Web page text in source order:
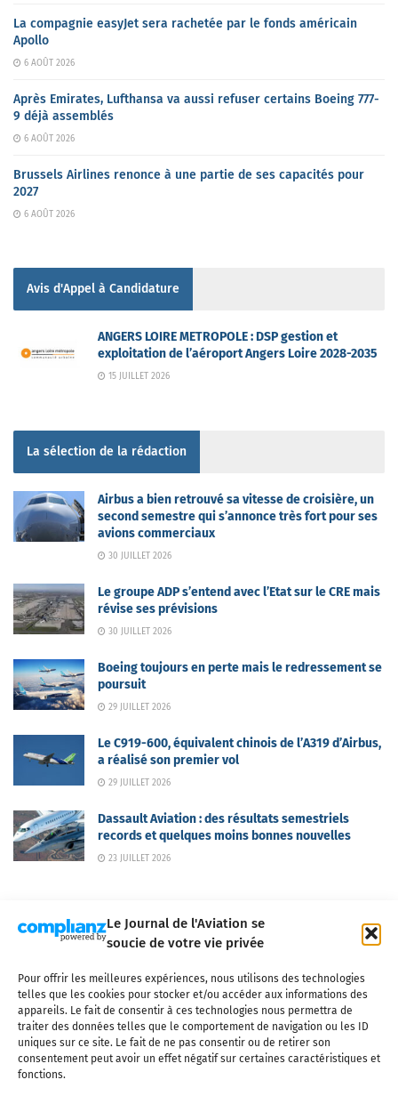
Le Journal de l'Aviation se
soucie de votre vie privée
Pour offrir les meilleures expériences, nous utilisons des technologies
telles que les cookies pour stocker et/ou accéder aux informations des
appareils. Le fait de consentir à ces technologies nous permettra de
traiter des données telles que le comportement de navigation ou les ID
uniques sur ce site. Le fait de ne pas consentir ou de retirer son
consentement peut avoir un effet négatif sur certaines caractéristiques et
fonctions.
La compagnie easyJet sera rachetée par le fonds américain
Apollo
6 AOÛT 2026
Après Emirates, Lufthansa va aussi refuser certains Boeing 777-
9 déjà assemblés
6 AOÛT 2026
Brussels Airlines renonce à une partie de ses capacités pour
2027
6 AOÛT 2026
Avis d'Appel à Candidature
ANGERS LOIRE METROPOLE : DSP gestion et
exploitation de l’aéroport Angers Loire 2028-2035
15 JUILLET 2026
La sélection de la rédaction
Airbus a bien retrouvé sa vitesse de croisière, un
second semestre qui s’annonce très fort pour ses
avions commerciaux
30 JUILLET 2026
Le groupe ADP s’entend avec l’Etat sur le CRE mais
révise ses prévisions
30 JUILLET 2026
Boeing toujours en perte mais le redressement se
poursuit
29 JUILLET 2026
Le C919-600, équivalent chinois de l’A319 d’Airbus,
a réalisé son premier vol
29 JUILLET 2026
Dassault Aviation : des résultats semestriels
records et quelques moins bonnes nouvelles
23 JUILLET 2026
Qui sommes-nous ? Nous contacter
Partenaires
Mentions légales
CGV Politique de confidentialité Cookies